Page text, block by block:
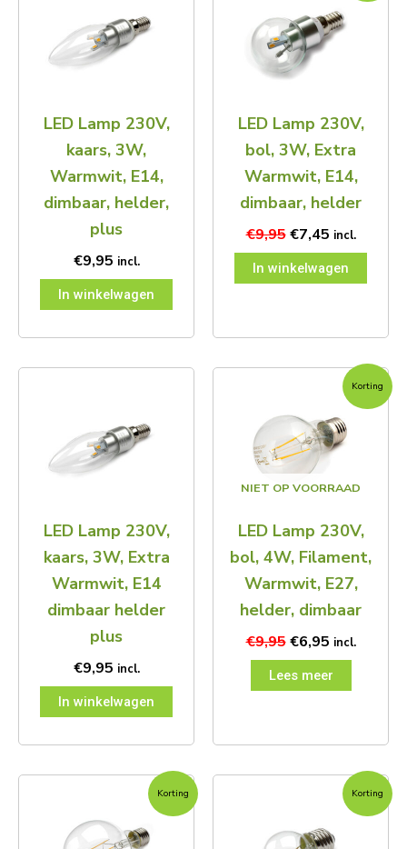
LED Lamp 230V,
kaars, 3W,
Warmwit, E14,
dimbaar, helder,
plus
€9,95 incl.
In winkelwagen
LED Lamp 230V,
bol, 3W, Extra
Warmwit, E14,
dimbaar, helder
€9,95
€9,95.
€7,45
€7,45.
incl.
In winkelwagen
LED Lamp 230V,
kaars, 3W, Extra
Warmwit, E14
dimbaar helder
plus
€9,95 incl.
In winkelwagen
Korting
NIET OP VOORRAAD
LED Lamp 230V,
bol, 4W, Filament,
Warmwit, E27,
helder, dimbaar
€9,95
Oorspronkelijke
was:
€9,95.
€6,95
Huidige
prijs
is:
€6,95.
incl.
Lees meer
Korting
Oorspronkelijke
was:
€10,45.
Huidige
prijs
€8,45.
Korting
Oorspronkelijke
€9,95.
Huidige
prijs
€6,95.